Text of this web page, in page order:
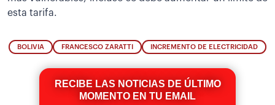
esta tarifa.
BOLIVIA FRANCESCO ZARATTI INCREMENTO DE ELECTRICIDAD
RECIBE LAS NOTICIAS DE ÚLTIMO
MOMENTO EN TU EMAIL